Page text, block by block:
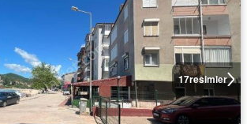
17resimler